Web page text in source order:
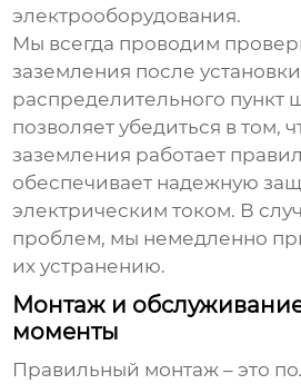
электрооборудования.
Мы всегда проводим
заземления после установки
распределительного пункт
позволяет убедиться в том,
заземления работает
обеспечивает надежную
электрическим током. В
проблем, мы немедленно
их устранению.
Монтаж и
моменты
Правильный монтаж – это